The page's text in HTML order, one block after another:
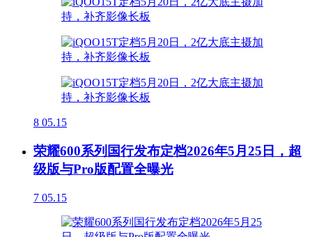
8 05.15
荣耀600系列国行发布定档2026年5月25日，超
级版与Pro版配置全曝光
7 05.15